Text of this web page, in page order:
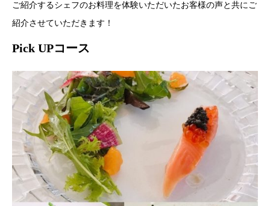
ご紹介するシェフのお料理を体験いただいたお客様の声と共にご
紹介させていただきます！
Pick UPコース